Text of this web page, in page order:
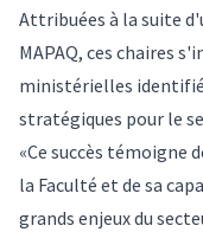
Attribuées à la suite
MAPAQ, ces chaires
ministérielles
stratégiques pour le
«Ce succès témoigne
la Faculté et de sa
grands enjeux du